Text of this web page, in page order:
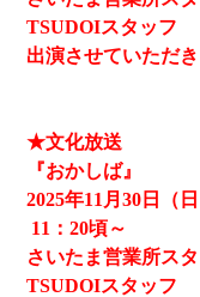
TSUDOIスタッフ
出演させていただ
★文化放送
『おかしば』
2025年11月30日（日
11 ：20頃～
さいたま営業所ス
TSUDOIスタッフ